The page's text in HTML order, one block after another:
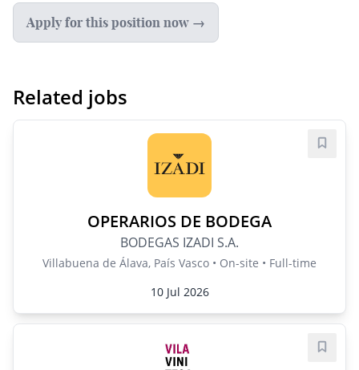
Apply for this position now →
Related jobs
OPERARIOS DE BODEGA
BODEGAS IZADI S.A.
Villabuena de Álava, País Vasco • On-site • Full-time
10 Jul 2026
Save
Save